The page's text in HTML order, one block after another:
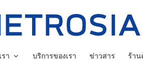
า บริการของเรา ข่าวสาร ร้าน